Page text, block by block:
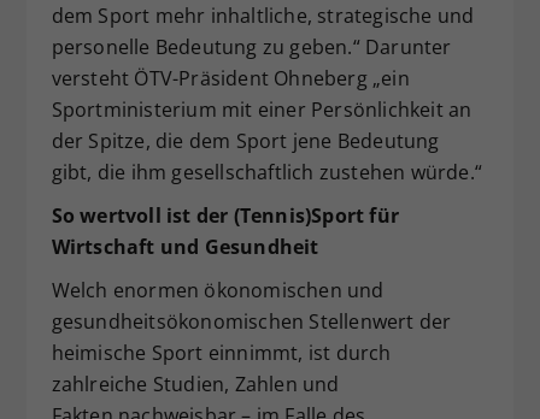
dem Sport mehr inhaltliche, strategische und
personelle Bedeutung zu geben.“ Darunter
versteht ÖTV-Präsident Ohneberg „ein
Sportministerium mit einer Persönlichkeit an
der Spitze, die dem Sport jene Bedeutung
gibt, die ihm gesellschaftlich zustehen würde.“
So wertvoll ist der (Tennis)Sport für
Wirtschaft und Gesundheit
Welch enormen ökonomischen und
gesundheitsökonomischen Stellenwert der
heimische Sport einnimmt, ist durch
zahlreiche Studien, Zahlen und